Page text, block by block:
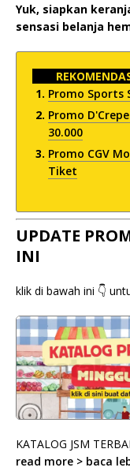
Yuk, siapkan
sensasi belanja
Promo Sports
Promo
30.000
Promo CGV
Tiket
UPDATE
INI
klik di bawah ini 👇
KATALOG JSM
read more > baca